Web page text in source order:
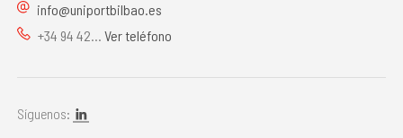
info@uniportbilbao.es
+34 94 42... Ver teléfono
Síguenos: